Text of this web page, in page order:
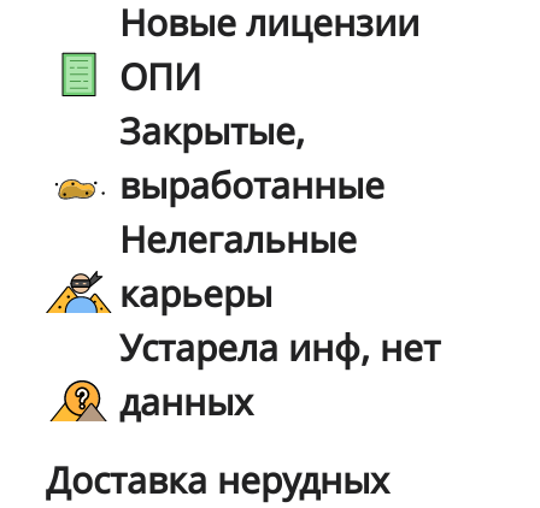
Новые лицензии
ОПИ
Закрытые,
выработанные
Нелегальные
карьеры
Устарела инф, нет
данных
Доставка нерудных